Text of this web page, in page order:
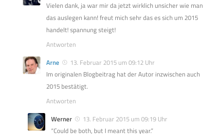
Vielen dank, ja war mir da jetzt wirklich unsicher wie man
das auslegen kann! freut mich sehr das es sich um 2015
handelt! spannung steigt!
Antworten
Arne
13. Februar 2015 um 09:12 Uhr
Im originalen Blogbeitrag hat der Autor inzwischen auch
2015 bestätigt.
Antworten
Werner
13. Februar 2015 um 09:19 Uhr
“Could be both, but I meant this year.”